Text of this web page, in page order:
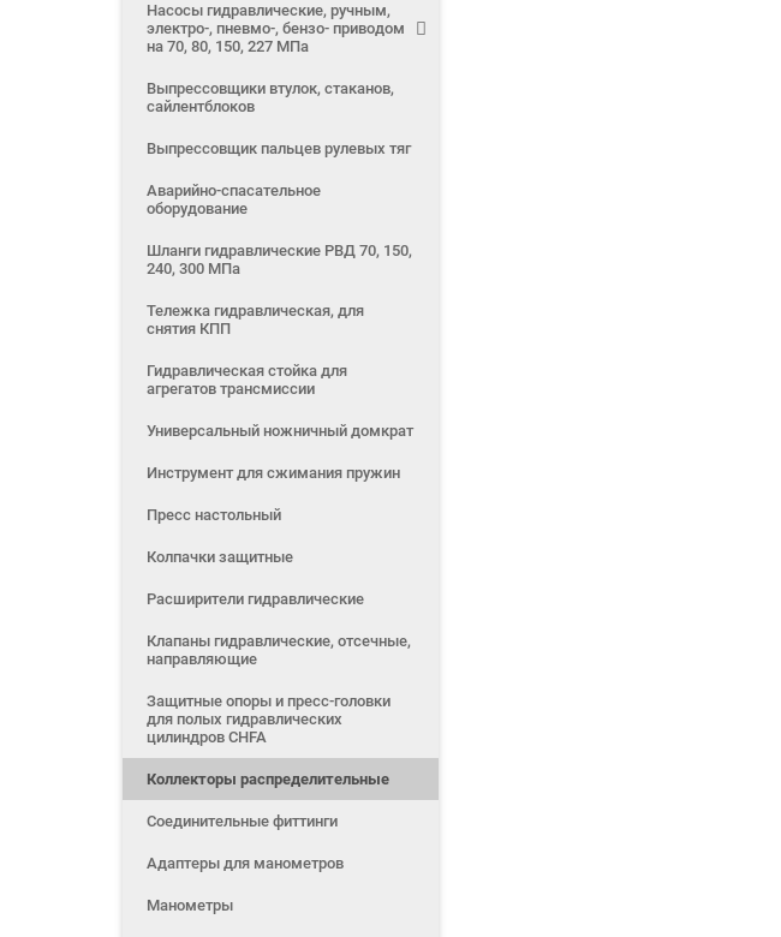
Насосы гидравлические, ручным,
электро-, пневмо-, бензо- приводом
на 70, 80, 150, 227 МПа
Выпрессовщики втулок, стаканов,
сайлентблоков
Выпрессовщик пальцев рулевых тяг
Аварийно-спасательное
оборудование
Шланги гидравлические РВД 70, 150,
240, 300 МПа
Тележка гидравлическая, для
снятия КПП
Гидравлическая стойка для
агрегатов трансмиссии
Универсальный ножничный домкрат
Инструмент для сжимания пружин
Пресс настольный
Колпачки защитные
Расширители гидравлические
Клапаны гидравлические, отсечные,
направляющие
Защитные опоры и пресс-головки
для полых гидравлических
цилиндров CHFA
Коллекторы распределительные
Соединительные фиттинги
Адаптеры для манометров
Манометры